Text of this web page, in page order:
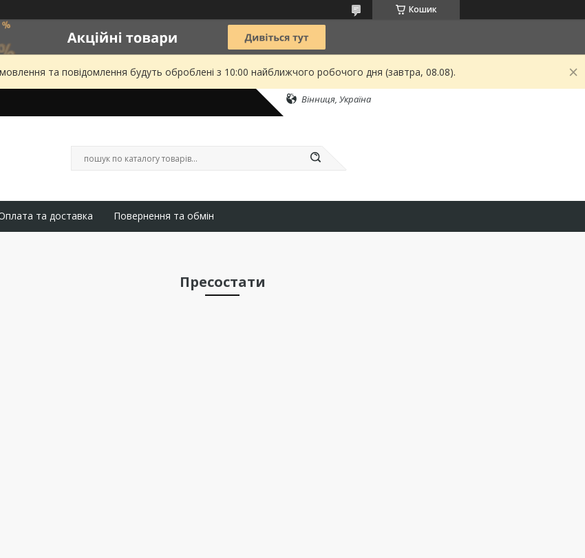
Кошик
та повідомлення будуть оброблені з 10:00 найближчого робочого дня (завтра, 08.08).
Вінниця, Україна
та доставка Повернення та обмін
Пресостати